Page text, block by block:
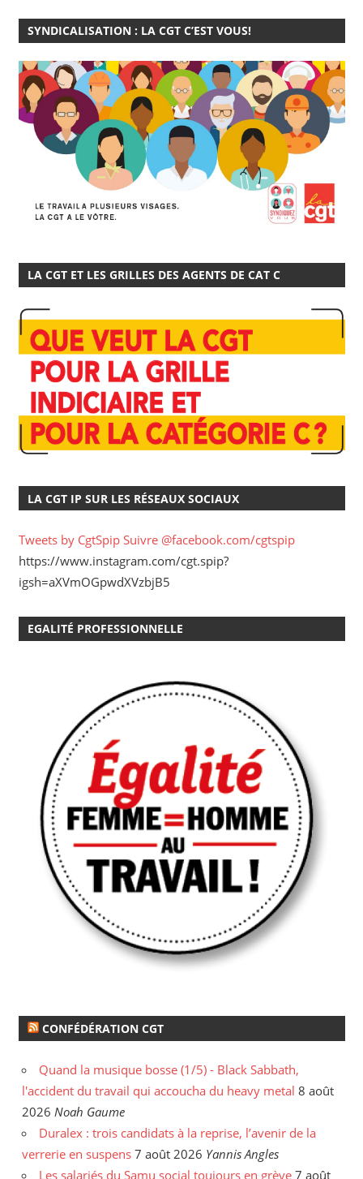
SYNDICALISATION : LA CGT C’EST VOUS!
LA CGT ET LES GRILLES DES AGENTS DE CAT C
LA CGT IP SUR LES RÉSEAUX SOCIAUX
Tweets by CgtSpip Suivre @facebook.com/cgtspip
https://www.instagram.com/cgt.spip?
igsh=aXVmOGpwdXVzbjB5
EGALITÉ PROFESSIONNELLE
CONFÉDÉRATION CGT
Quand la musique bosse (1/5) - Black Sabbath,
l'accident du travail qui accoucha du heavy metal 8 août
2026 Noah Gaume
Duralex : trois candidats à la reprise, l’avenir de la
verrerie en suspens 7 août 2026 Yannis Angles
Les salariés du Samu social toujours en grève 7 août